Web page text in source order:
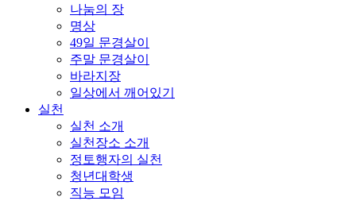
나눔의 장
명상
49일 문경살이
주말 문경살이
바라지장
일상에서 깨어있기
실천
실천 소개
실천장소 소개
정토행자의 실천
청년대학생
직능 모임